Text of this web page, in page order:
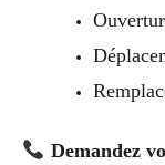
Demandez